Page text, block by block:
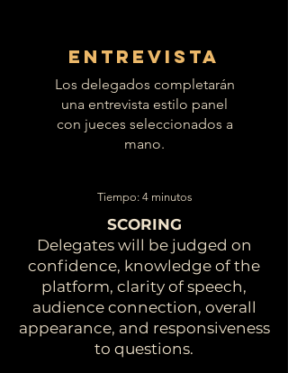
Entrevista
Los delegados completarán
una entrevista estilo panel
con jueces seleccionados a
mano.
Tiempo: 4 minutos
SCORING
Delegates will be judged on
confidence, knowledge of the
platform, clarity of speech,
audience connection, overall
appearance, and responsiveness
to questions.